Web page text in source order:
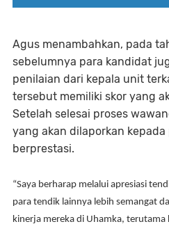
Agus menambahkan, pada
sebelumnya para kandidat
penilaian dari kepala unit
tersebut memiliki skor yang
Setelah selesai proses
yang akan dilaporkan
berprestasi.
“Saya berharap melalui apresiasi
para tendik lainnya lebih semangat
kinerja mereka di Uhamka, terutama